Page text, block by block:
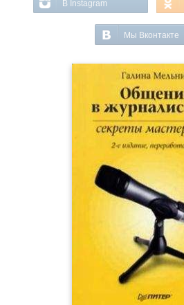
В Instagram
Мы Вконтакте